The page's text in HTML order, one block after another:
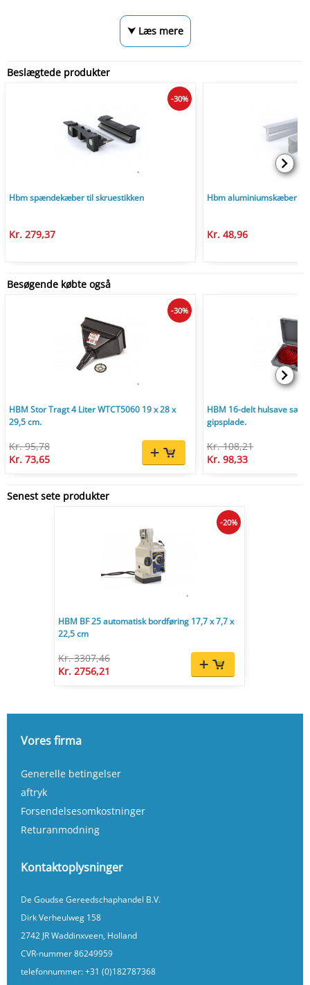
⮟ Læs mere
Beslægtede produkter
Hbm spændekæber til skruestikken
Kr. 279,37
-30%
Hbm aluminiumskæber til
Kr. 48,96
Besøgende købte også
HBM Stor Tragt 4 Liter WTCT5060 19 x 28 x
29,5 cm.
Kr. 95,78
Kr. 73,65
-30%
HBM 16-delt hulsave sæt
gipsplade.
Kr. 108,21
Kr. 98,33
Senest sete produkter
HBM BF 25 automatisk bordføring 17,7 x 7,7 x
22,5 cm
Kr. 3307,46
Kr. 2756,21
-20%
Vores firma
Generelle betingelser
aftryk
Forsendelsesomkostninger
Returanmodning
Kontaktoplysninger
De Goudse Gereedschaphandel B.V.
Dirk Verheulweg 158
2742 JR Waddinxveen, Holland
CVR-nummer 86249959
telefonnummer:+31 (0)182787368